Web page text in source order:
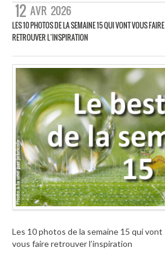
12 AVR 2026
LES 10 PHOTOS DE LA SEMAINE 15 QUI VONT VOUS FAIRE
RETROUVER L’INSPIRATION
Les 10 photos de la semaine 15 qui vont
vous faire retrouver l’inspiration